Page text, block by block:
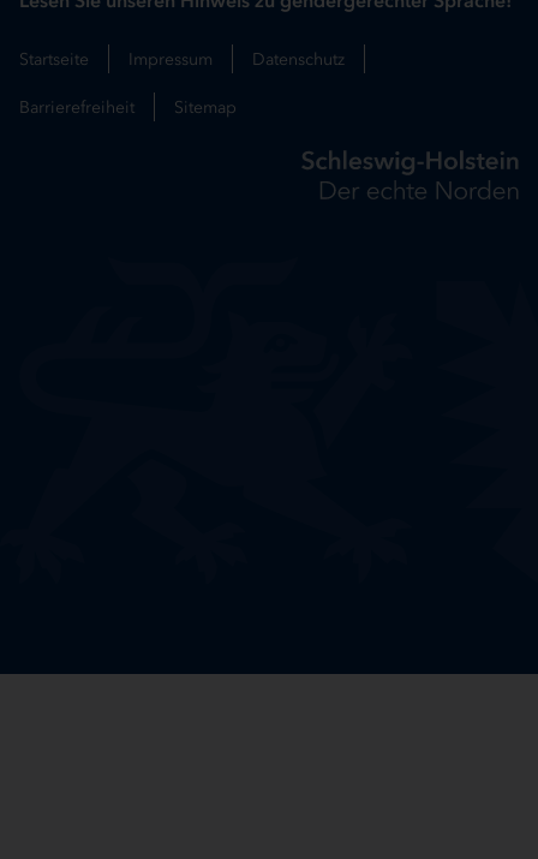
Startseite Impressum Datenschutz
Barrierefreiheit Sitemap